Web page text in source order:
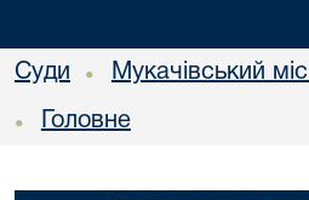
Суди • Мукачівський
• Головне